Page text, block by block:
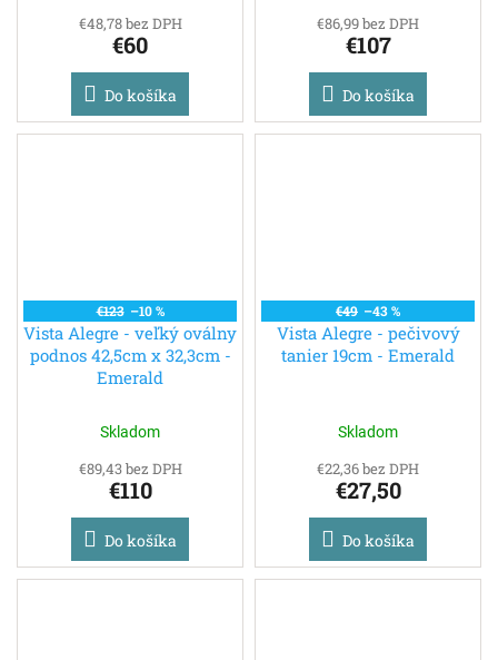
€48,78 bez DPH
€60
Do košíka
€86,99 bez DPH
€107
Do košíka
€123 –10 %
Vista Alegre - veľký oválny
podnos 42,5cm x 32,3cm -
Emerald
Skladom
€89,43 bez DPH
€110
Do košíka
€49 –43 %
Vista Alegre - pečivový
tanier 19cm - Emerald
Skladom
€22,36 bez DPH
€27,50
Do košíka